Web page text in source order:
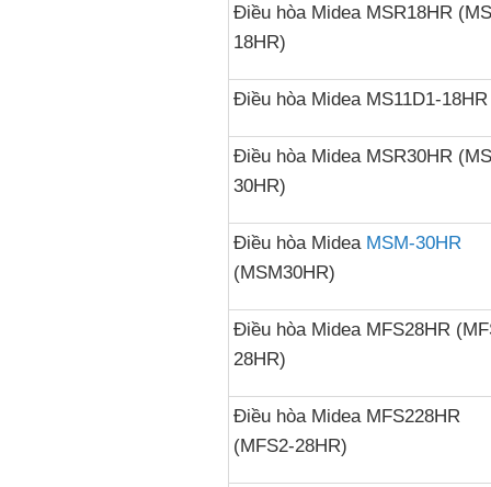
Điều hòa Midea MSR18HR
18HR)
Điều hòa Midea MS11D1-18HR
Điều hòa Midea MSR30HR
30HR)
Điều hòa Midea MSM-30HR
(MSM30HR)
Điều hòa Midea MFS28HR
28HR)
Điều hòa Midea MFS228HR
(MFS2-28HR)